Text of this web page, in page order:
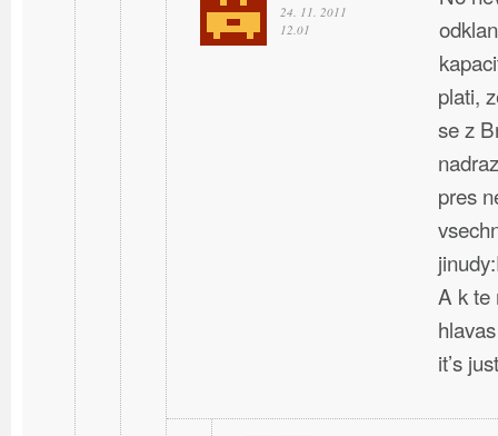
24. 11. 2011
12.01
plati,
se z
pres
A k te
it’s